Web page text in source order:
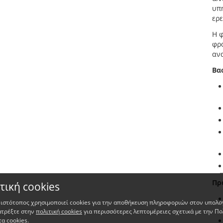
Η
cookies
χρησιμοποιεί cookies για την αποθήκευση πληροφοριών στον
στην πολιτική cookies για περισσότερες λεπτομέρειες σχετικά με την
cookies.